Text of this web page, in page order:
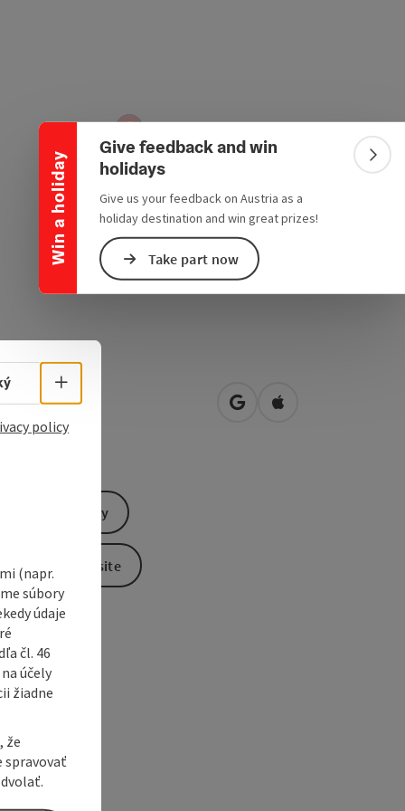
Win a holiday
Collapse banner
Give feedback and win
holidays
Give us your feedback on Austria as a
holiday destination and win great prizes!
Take part now
Haiden 80
open in Google Maps
Open in Apple
Send inquiry
To the website
Select language - Open menu
policy
(napr.
súbory
údaje
čl. 46
účely
žiadne
že
spravovať